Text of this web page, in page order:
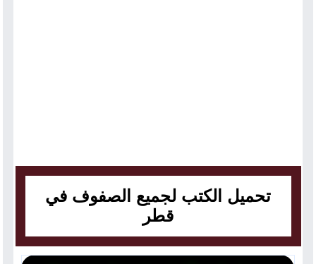
تحميل الكتب لجميع الصفوف في
قطر